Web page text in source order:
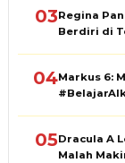
03Regina
Berdiri di
04Markus 6:
05Dracula A
Malah